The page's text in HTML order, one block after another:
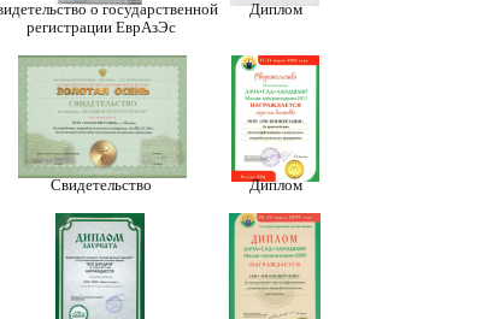
о государственной
регистрации ЕврАзЭс
Диплом
Свидетельство Диплом